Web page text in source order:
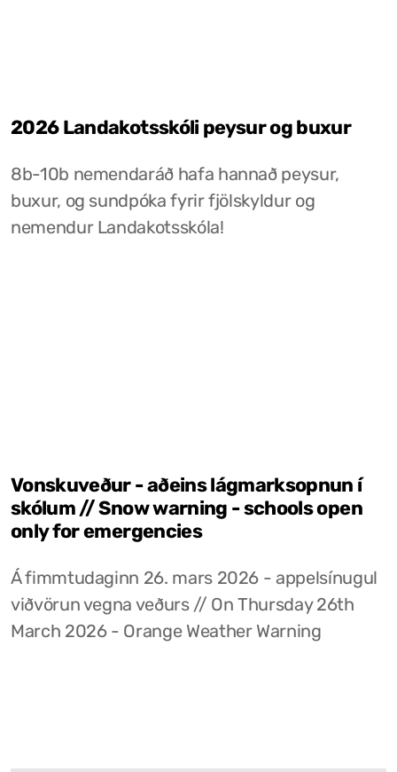
2026 Landakotsskóli peysur og buxur
8b-10b nemendaráð hafa hannað peysur,
buxur, og sundpóka fyrir fjölskyldur og
nemendur Landakotsskóla!
Vonskuveður - aðeins lágmarksopnun í
skólum // Snow warning - schools open
only for emergencies
Á fimmtudaginn 26. mars 2026 - appelsínugul
viðvörun vegna veðurs // On Thursday 26th
March 2026 - Orange Weather Warning